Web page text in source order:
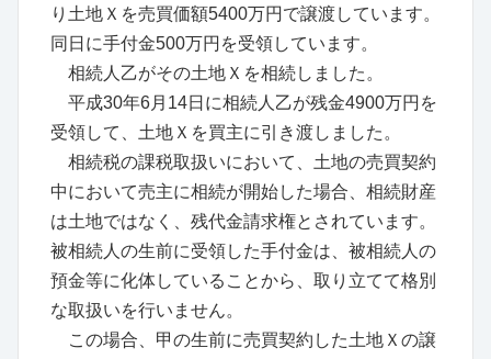
り土地Ｘを売買価額5400万円で譲渡しています。
同日に手付金500万円を受領しています。
相続人乙がその土地Ｘを相続しました。
平成30年6月14日に相続人乙が残金4900万円を
受領して、土地Ｘを買主に引き渡しました。
相続税の課税取扱いにおいて、土地の売買契約
中において売主に相続が開始した場合、相続財産
は土地ではなく、残代金請求権とされています。
被相続人の生前に受領した手付金は、被相続人の
預金等に化体していることから、取り立てて格別
な取扱いを行いません。
この場合、甲の生前に売買契約した土地Ｘの譲